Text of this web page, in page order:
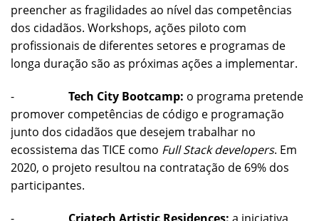
preencher as fragilidades ao nível das competências
dos cidadãos. Workshops, ações piloto com
profissionais de diferentes setores e programas de
longa duração são as próximas ações a implementar.
- Tech City Bootcamp: o programa pretende
promover competências de código e programação
junto dos cidadãos que desejem trabalhar no
ecossistema das TICE como Full Stack developers. Em
2020, o projeto resultou na contratação de 69% dos
participantes.
- Criatech Artistic Residences: a iniciativa